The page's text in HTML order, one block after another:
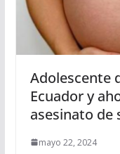
Adolescente
Ecuador y
asesinato de
mayo 22, 2024